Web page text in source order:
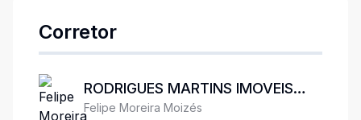
Corretor
RODRIGUES MARTINS IMOVEIS
LTDA
Felipe Moreira Moizés